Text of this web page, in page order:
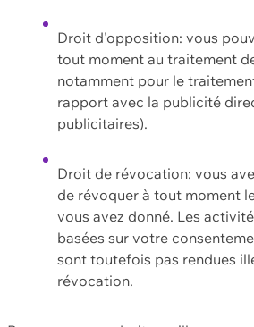
Droit d'opposition: vous
tout moment au traitement
notamment pour le
rapport avec la publicité
publicitaires).
Droit de révocation: vous
de révoquer à tout moment
vous avez donné. Les
basées sur votre
sont toutefois pas rendues
révocation.